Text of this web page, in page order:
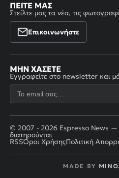
ΠΕΊΤΕ ΜΑΣ
Στείλτε μας τα νέα, τις
Επικοινωνήστε
ΜΗΝ ΧΆΣΕΤΕ
Εγγραφείτε στο newsletter και
© 2007 - 2026 Espresso News —
διατηρούνται
RSSΌροι ΧρήσηςΠολιτική
MADE BY